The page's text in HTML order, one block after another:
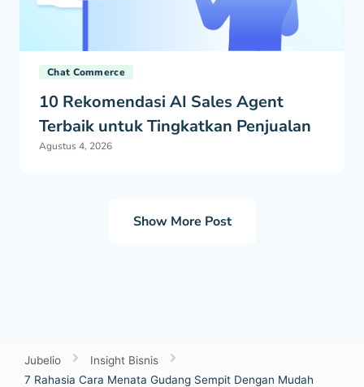
Chat Commerce
10 Rekomendasi AI Sales Agent
Terbaik untuk Tingkatkan Penjualan
Agustus 4, 2026
Show More Post
Jubelio
Insight Bisnis
7 Rahasia Cara Menata Gudang Sempit Dengan Mudah